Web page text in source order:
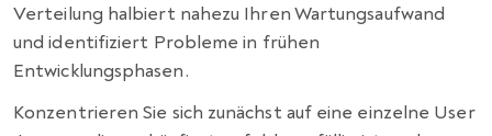
Verteilung halbiert nahezu Ihren Wartungsaufwand
und identifiziert Probleme in frühen
Entwicklungsphasen.
Konzentrieren Sie sich zunächst auf eine einzelne User